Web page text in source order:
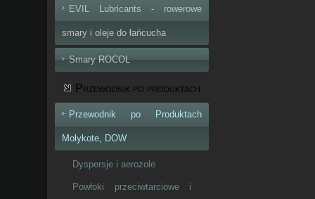
EVIL Lubricants - rowerowe
smary i oleje do łańcucha
Smary ROCOL
Przewodnik po produktach
Przewodnik po Produktach
Molykote, DOW
Dyspersje i aerozole
Powłoki przeciwtarciowe i